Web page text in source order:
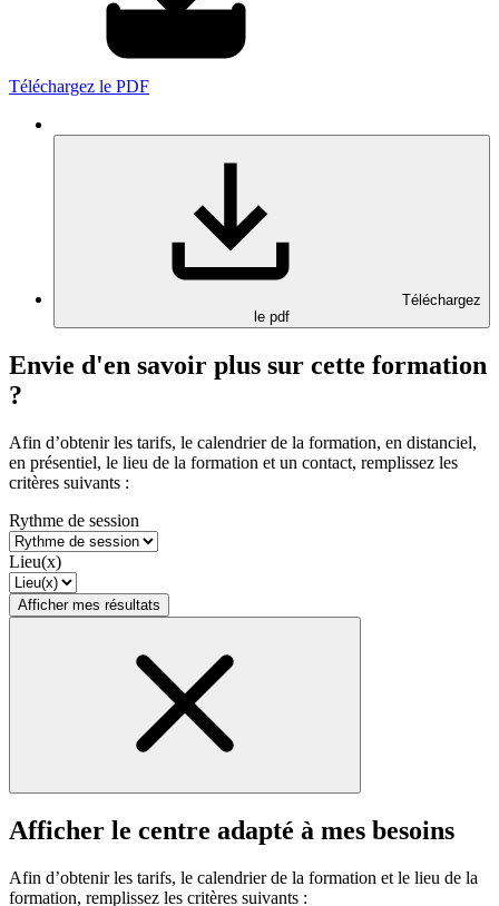
Téléchargez le PDF
Téléchargez
le pdf
Envie d'en savoir plus sur cette formation
?
Afin d’obtenir les tarifs, le calendrier de la formation, en distanciel,
en présentiel, le lieu de la formation et un contact, remplissez les
critères suivants :
Rythme de session
Lieu(x)
Afficher mes résultats
Afficher le centre adapté à mes besoins
Afin d’obtenir les tarifs, le calendrier de la formation et le lieu de la
formation, remplissez les critères suivants :